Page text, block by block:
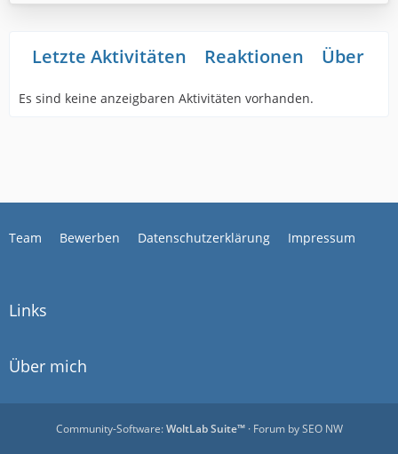
Letzte Aktivitäten Reaktionen Über
Es sind keine anzeigbaren Aktivitäten vorhanden.
Team Bewerben Datenschutzerklärung Impressum
Links
Über mich
Community-Software:WoltLab Suite™· Forum bySEO NW